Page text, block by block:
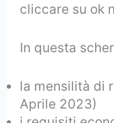
cliccare su ok
In questa
la mensilità di
Aprile 2023)